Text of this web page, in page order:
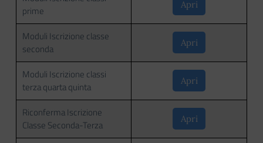
prime
Apri
Moduli Iscrizione classe
seconda
Apri
Moduli Iscrizione classi
terza quarta quinta
Apri
Riconferma Iscrizione
Classe Seconda-Terza
Apri